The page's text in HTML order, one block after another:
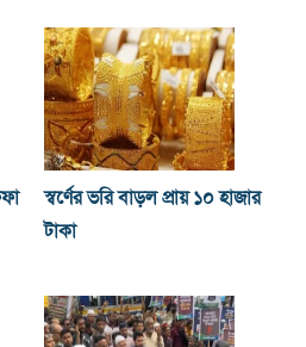
স্বর্ণের ভরি বাড়ল প্রায় ১০ হাজার
টাকা